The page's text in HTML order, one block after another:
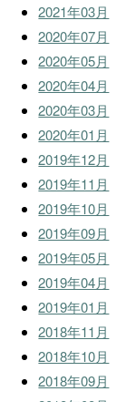
2021年03月
2020年07月
2020年05月
2020年04月
2020年03月
2020年01月
2019年12月
2019年11月
2019年10月
2019年09月
2019年05月
2019年04月
2019年01月
2018年11月
2018年10月
2018年09月